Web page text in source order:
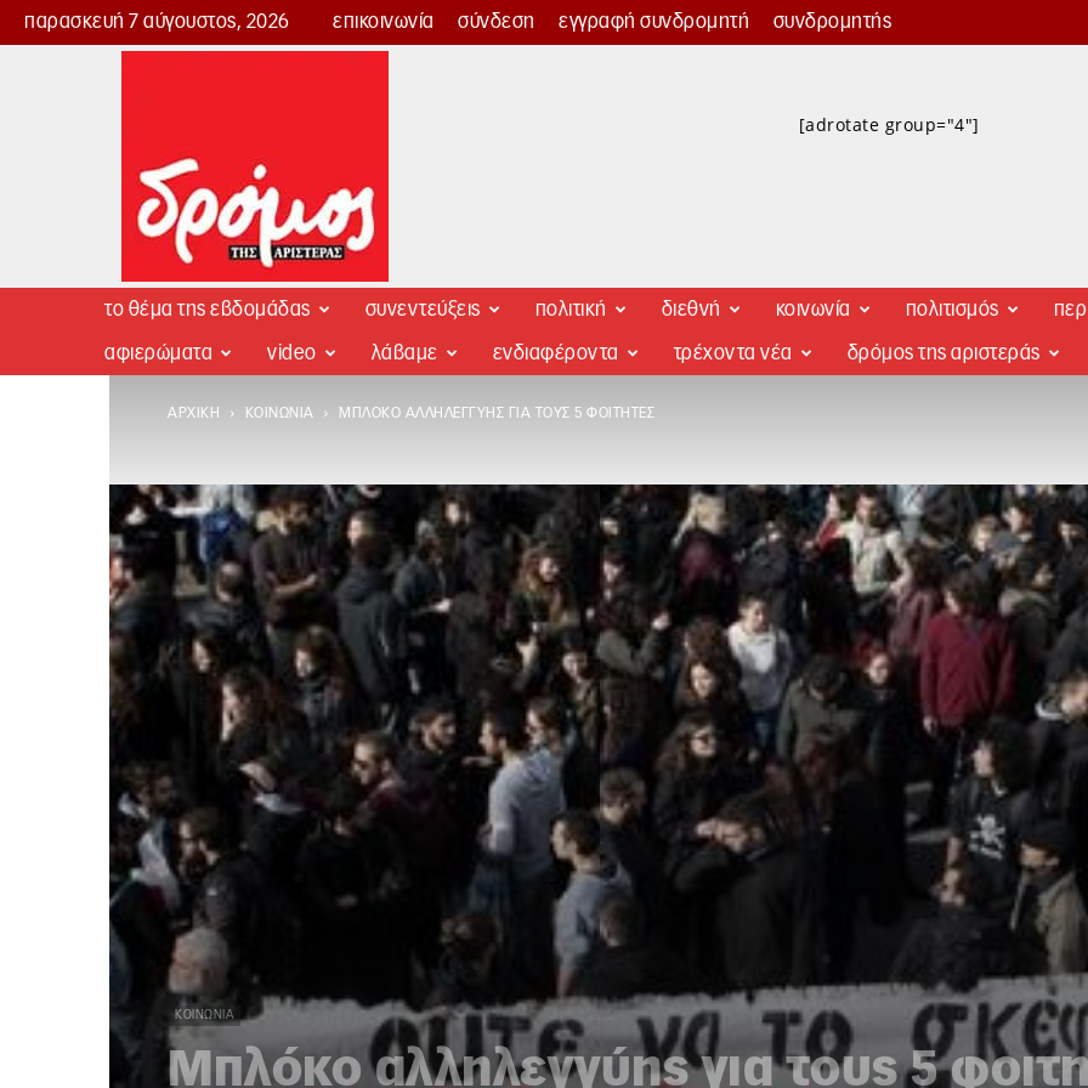
παρασκευή 7 αύγουστος, 2026 επικοινωνία σύνδεση εγγραφή συνδρομητή συνδρομητής
Δρόμος
[adrotate group="4"]
το θέμα της εβδομάδας συνεντεύξεις πολιτική διεθνή κοινωνία πολιτισμός
αφιερώματα video λάβαμε ενδιαφέροντα τρέχοντα νέα δρόμος της αριστεράς
ΑΡΧΙΚΉ ΚΟΙΝΩΝΊΑ ΜΠΛΌΚΟ ΑΛΛΗΛΕΓΓΎΗΣ ΓΙΑ ΤΟΥΣ 5 ΦΟΙΤΗΤΈΣ
ΚΟΙΝΩΝΊΑ
Μπλόκο αλληλεγγύης για τους 5